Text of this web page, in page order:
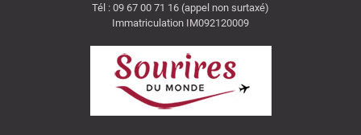
Tél : 09 67 00 71 16 (appel non surtaxé)
Immatriculation IM092120009